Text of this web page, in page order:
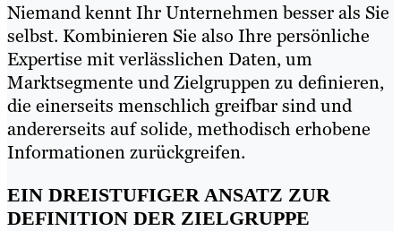
Niemand kennt Ihr Unternehmen besser als Sie
selbst. Kombinieren Sie also Ihre persönliche
Expertise mit verlässlichen Daten, um
Marktsegmente und Zielgruppen zu definieren,
die einerseits menschlich greifbar sind und
andererseits auf solide, methodisch erhobene
Informationen zurückgreifen.
EIN DREISTUFIGER ANSATZ ZUR
DEFINITION DER ZIELGRUPPE